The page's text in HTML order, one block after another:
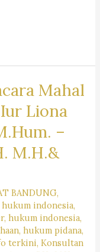
Mahal
Liona
–
M.H.&
BANDUNG,
indonesia,
,hukum indonesia,
,hukum pidana,
terkini,Konsultan